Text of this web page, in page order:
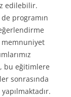
edilebilir.
programın
memnuniyet
bu eğitimlere
sonrasında